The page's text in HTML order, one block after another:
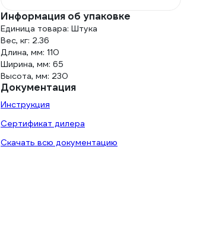
Информация об упаковке
Единица товара: Штука
Вес, кг: 2.36
Длина, мм: 110
Ширина, мм: 65
Высота, мм: 230
Документация
Инструкция
Сертификат дилера
Скачать всю документацию